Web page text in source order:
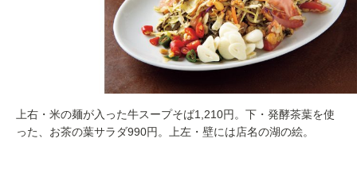
上右・米の麺が入った牛スープそば1,210円。下・発酵茶葉を使
った、お茶の葉サラダ990円。上左・壁には店名の湖の絵。